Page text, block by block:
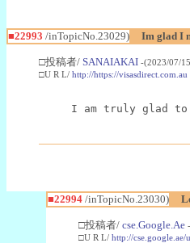
■22993 /inTopicNo.23029) Im glad I
□投稿者/ SANAIAKAI -(2023/07/
□U R L/ http://https://visasdirect.com.au
I am truly glad to
■22994/inTopicNo.23030)
□投稿者/ cse.Google.Ae
□U R L/ http://